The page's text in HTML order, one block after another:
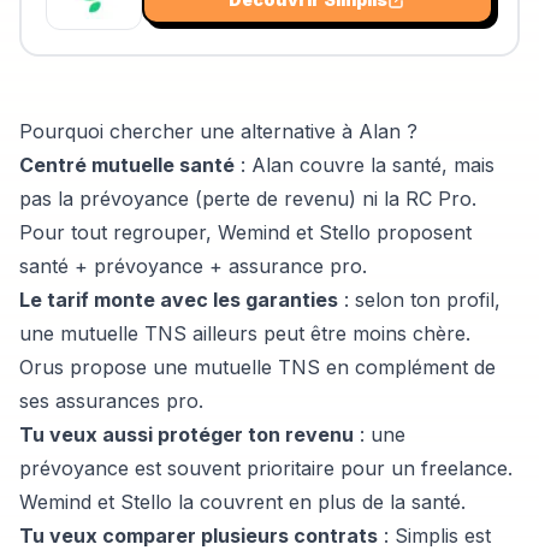
Pourquoi chercher une alternative à Alan ?
Centré mutuelle santé : Alan couvre la santé, mais
pas la prévoyance (perte de revenu) ni la RC Pro.
Pour tout regrouper, Wemind et Stello proposent
santé + prévoyance + assurance pro.
Le tarif monte avec les garanties : selon ton profil,
une mutuelle TNS ailleurs peut être moins chère.
Orus propose une mutuelle TNS en complément de
ses assurances pro.
Tu veux aussi protéger ton revenu : une
prévoyance est souvent prioritaire pour un freelance.
Wemind et Stello la couvrent en plus de la santé.
Tu veux comparer plusieurs contrats : Simplis est